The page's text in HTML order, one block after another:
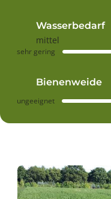
Wasserbedarf
mittel
sehr gering
Bienenweide
ungeeignet